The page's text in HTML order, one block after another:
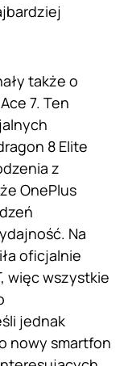
także o
7. Ten
8 Elite
z
OnePlus
Na
oficjalnie
więc wszystkie
jednak
nowy smartfon